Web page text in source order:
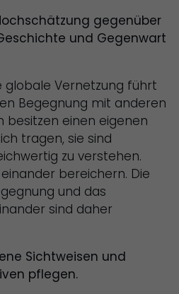
gegenüber
und Gegenwart
globale Vernetzung führt
Begegnung mit anderen
besitzen einen eigenen
tragen, sie sind
zu verstehen.
bereichern. Die
und das
sind daher
Sichtweisen und
pflegen.